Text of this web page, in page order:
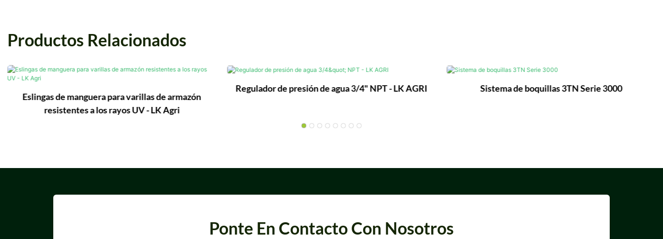
Productos Relacionados
Eslingas de manguera para varillas de armazón
resistentes a los rayos UV - LK Agri
Regulador de presión de agua 3/4" NPT - LK AGRI Sistema de boquillas 3TN Serie 3000
Ponte En Contacto Con Nosotros